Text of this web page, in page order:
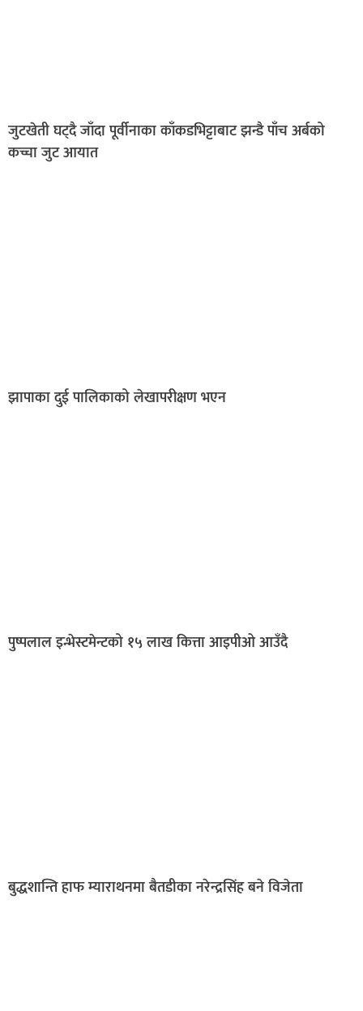
जुटखेती घट्दै जाँदा पूर्वीनाका काँकडभिट्टाबाट झन्डै पाँच अर्बको
कच्चा जुट आयात
झापाका दुई पालिकाको लेखापरीक्षण भएन
पुष्पलाल इन्भेस्टमेन्टको १५ लाख कित्ता आइपीओ आउँदै
बुद्धशान्ति हाफ म्याराथनमा बैतडीका नरेन्द्रसिंह बने विजेता